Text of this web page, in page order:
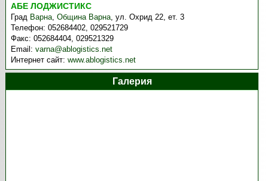
АБЕ ЛОДЖИСТИКС
Град Варна ,Община Варна ,ул. Охрид 22, ет. 3
Телефон:052684402, 029521729
Факс:052684404, 029521329
Email:varna@ablogistics.net
Интернет сайт:www.ablogistics.net
Галерия